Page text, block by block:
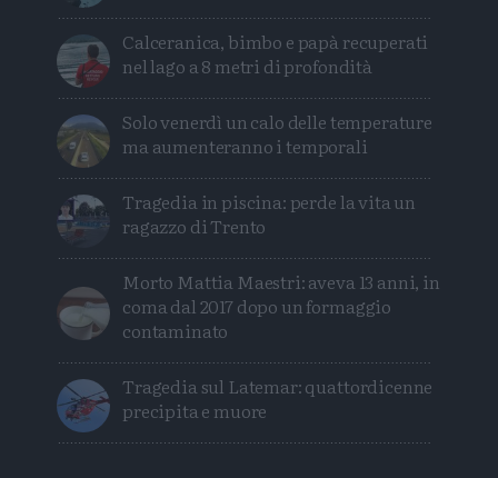
Calceranica, bimbo e papà recuperati
nel lago a 8 metri di profondità
Solo venerdì un calo delle temperature
ma aumenteranno i temporali
Tragedia in piscina: perde la vita un
ragazzo di Trento
Morto Mattia Maestri: aveva 13 anni, in
coma dal 2017 dopo un formaggio
contaminato
Tragedia sul Latemar: quattordicenne
precipita e muore